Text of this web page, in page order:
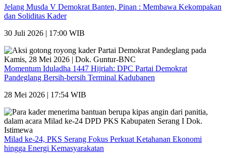
Jelang Musda V Demokrat Banten, Pinan : Membawa Kekompakan
dan Soliditas Kader
30 Juli 2026 | 17:00 WIB
Momentum Iduladha 1447 Hijriah: DPC Partai Demokrat
Pandeglang Bersih-bersih Terminal Kadubanen
28 Mei 2026 | 17:54 WIB
Milad ke-24, PKS Serang Fokus Perkuat Ketahanan Ekonomi
hingga Energi Kemasyarakatan